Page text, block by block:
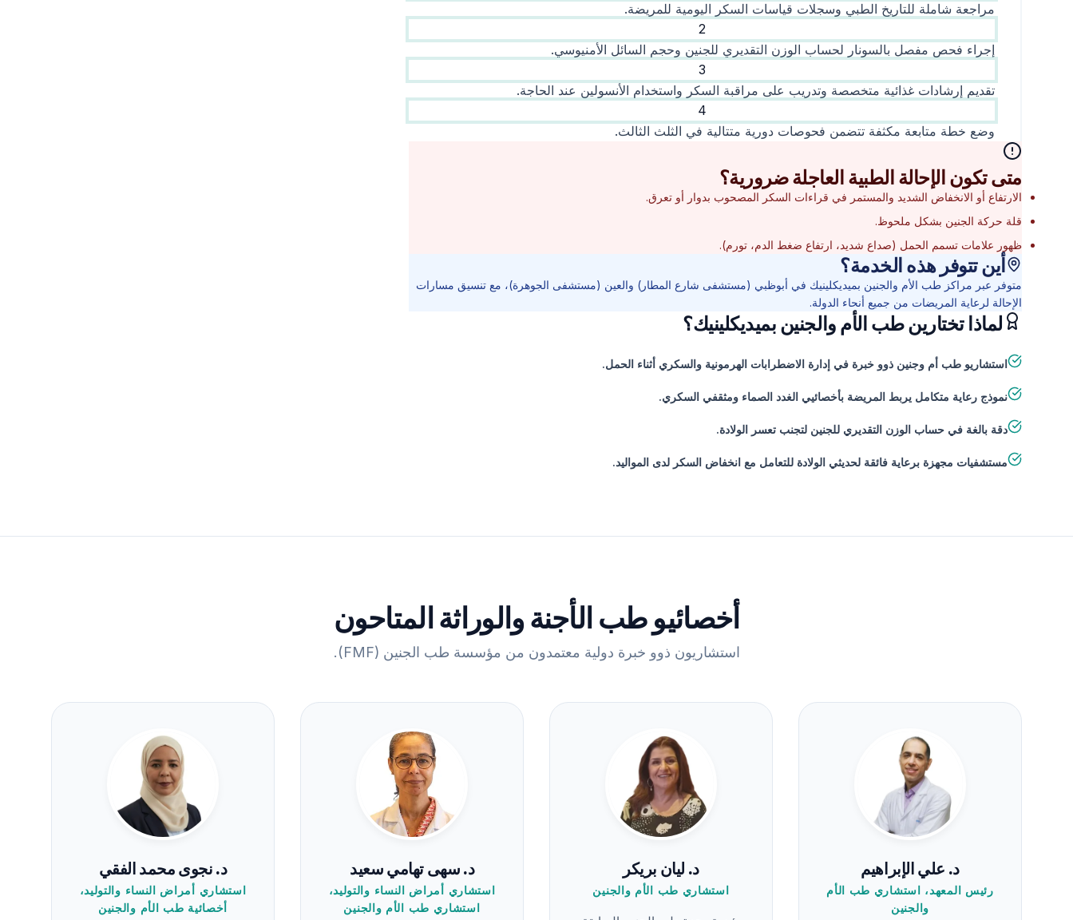
مراجعة شاملة للتاريخ الطبي وسجلات قياسات السكر اليومية للمريضة.
2
إجراء فحص مفصل بالسونار لحساب الوزن التقديري للجنين وحجم السائل الأمنيوسي.
3
تقديم إرشادات غذائية متخصصة وتدريب على مراقبة السكر واستخدام الأنسولين عند الحاجة.
4
وضع خطة متابعة مكثفة تتضمن فحوصات دورية متتالية في الثلث الثالث.
متى تكون الإحالة الطبية العاجلة ضرورية؟
الارتفاع أو الانخفاض الشديد والمستمر في قراءات السكر المصحوب بدوار أو تعرق.
قلة حركة الجنين بشكل ملحوظ.
ظهور علامات تسمم الحمل (صداع شديد، ارتفاع ضغط الدم، تورم).
أين تتوفر هذه الخدمة؟
متوفر عبر مراكز طب الأم والجنين بميديكلينيك في أبوظبي (مستشفى شارع المطار) والعين (مستشفى الجوهرة)، مع تنسيق مسارات
الإحالة لرعاية المريضات من جميع أنحاء الدولة.
لماذا تختارين طب الأم والجنين بميديكلينيك؟
استشاريو طب أم وجنين ذوو خبرة في إدارة الاضطرابات الهرمونية والسكري أثناء الحمل.
نموذج رعاية متكامل يربط المريضة بأخصائيي الغدد الصماء ومثقفي السكري.
دقة بالغة في حساب الوزن التقديري للجنين لتجنب تعسر الولادة.
مستشفيات مجهزة برعاية فائقة لحديثي الولادة للتعامل مع انخفاض السكر لدى المواليد.
أخصائيو طب الأجنة والوراثة المتاحون
استشاريون ذوو خبرة دولية معتمدون من مؤسسة طب الجنين (FMF).
د. علي الإبراهيم
رئيس المعهد، استشاري طب الأم
والجنين
د. ليان بريكر
استشاري طب الأم والجنين
د. سهى تهامي سعيد
استشاري أمراض النساء والتوليد،
استشاري طب الأم والجنين
د. نجوى محمد الفقي
استشاري أمراض النساء والتوليد،
أخصائية طب الأم والجنين